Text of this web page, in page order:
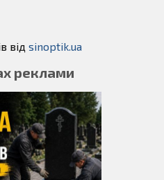
від sinoptik.ua
реклами